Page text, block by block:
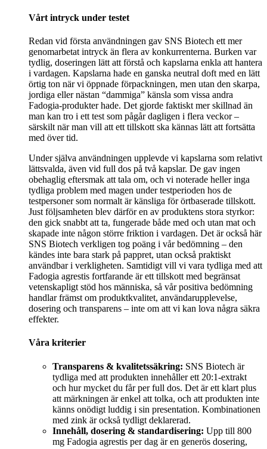
Vårt intryck under testet
Redan vid första användningen gav SNS Biotech ett mer
genomarbetat intryck än flera av konkurrenterna. Burken var
tydlig, doseringen lätt att förstå och kapslarna enkla att hantera
i vardagen. Kapslarna hade en ganska neutral doft med en lätt
örtig ton när vi öppnade förpackningen, men utan den skarpa,
jordiga eller nästan “dammiga” känsla som vissa andra
Fadogia-produkter hade. Det gjorde faktiskt mer skillnad än
man kan tro i ett test som pågår dagligen i flera veckor –
särskilt när man vill att ett tillskott ska kännas lätt att fortsätta
med över tid.
Under själva användningen upplevde vi kapslarna som relativt
lättsvalda, även vid full dos på två kapslar. De gav ingen
obehaglig eftersmak att tala om, och vi noterade heller inga
tydliga problem med magen under testperioden hos de
testpersoner som normalt är känsliga för örtbaserade tillskott.
Just följsamheten blev därför en av produktens stora styrkor:
den gick snabbt att ta, fungerade både med och utan mat och
skapade inte någon större friktion i vardagen. Det är också här
SNS Biotech verkligen tog poäng i vår bedömning – den
kändes inte bara stark på pappret, utan också praktiskt
användbar i verkligheten. Samtidigt vill vi vara tydliga med att
Fadogia agrestis fortfarande är ett tillskott med begränsat
vetenskapligt stöd hos människa, så vår positiva bedömning
handlar främst om produktkvalitet, användarupplevelse,
dosering och transparens – inte om att vi kan lova några säkra
effekter.
Våra kriterier
Transparens & kvalitetssäkring: SNS Biotech är
tydliga med att produkten innehåller ett 20:1-extrakt
och hur mycket du får per full dos. Det är ett klart plus
att märkningen är enkel att tolka, och att produkten inte
känns onödigt luddig i sin presentation. Kombinationen
med zink är också tydligt deklarerad.
Innehåll, dosering & standardisering: Upp till 800
mg Fadogia agrestis per dag är en generös dosering,